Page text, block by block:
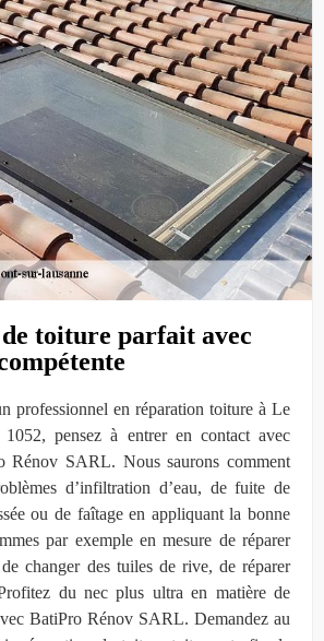
toiture parfait avec
professionnel en réparation toiture à Le
1052, pensez à entrer en contact avec
Rénov SARL. Nous saurons comment
d’infiltration d’eau, de fuite de
ou de faîtage en appliquant la bonne
par exemple en mesure de réparer
de changer des tuiles de rive, de réparer
du nec plus ultra en matière de
BatiPro Rénov SARL. Demandez au